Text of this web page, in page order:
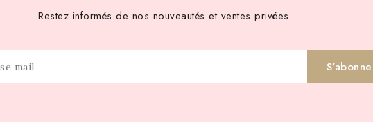
Restez informés de nos nouveautés et ventes privées